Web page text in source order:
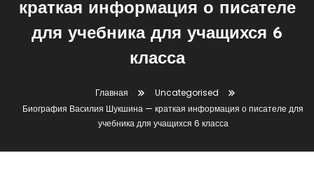
краткая информация о писателе
для учебника для учащихся 6
класса
Главная
Uncategorised
Биография Василия Шукшина — краткая информация о писателе для
учебника для учащихся 6 класса